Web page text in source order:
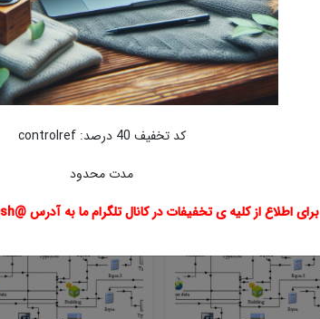
مقطع تحصیلی تخصصی
ویژه ویژه
کد تخفیف 40 درصد: controlref
مدت محدود
برای اطلاع از کلیه ی تخفیفات در کانال تلگرام ما به آدرس @abardanesh عضو شوید